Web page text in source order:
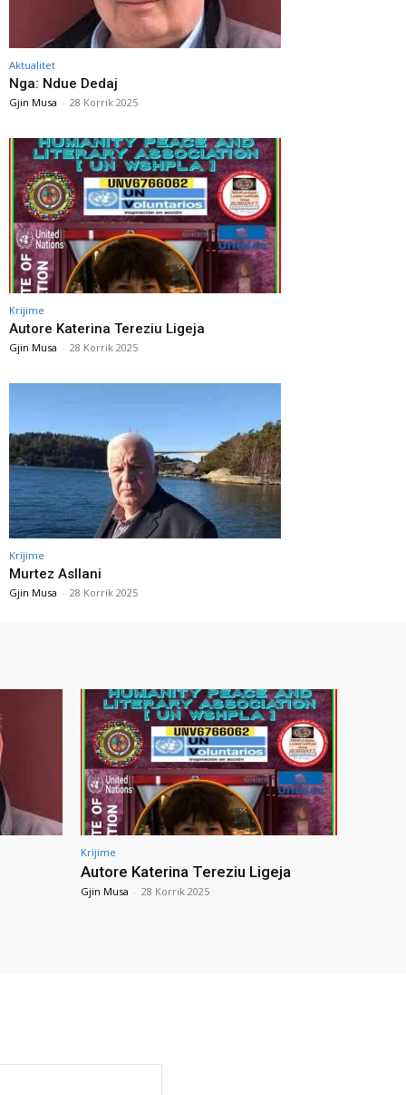
Aktualitet
Nga: Ndue Dedaj
Gjin Musa - 28 Korrik 2025
Krijime
Autore Katerina Tereziu Ligeja
Gjin Musa - 28 Korrik 2025
Krijime
Murtez Asllani
Gjin Musa - 28 Korrik 2025
Krijime
Autore Katerina Tereziu Ligeja
Gjin Musa - 28 Korrik 2025